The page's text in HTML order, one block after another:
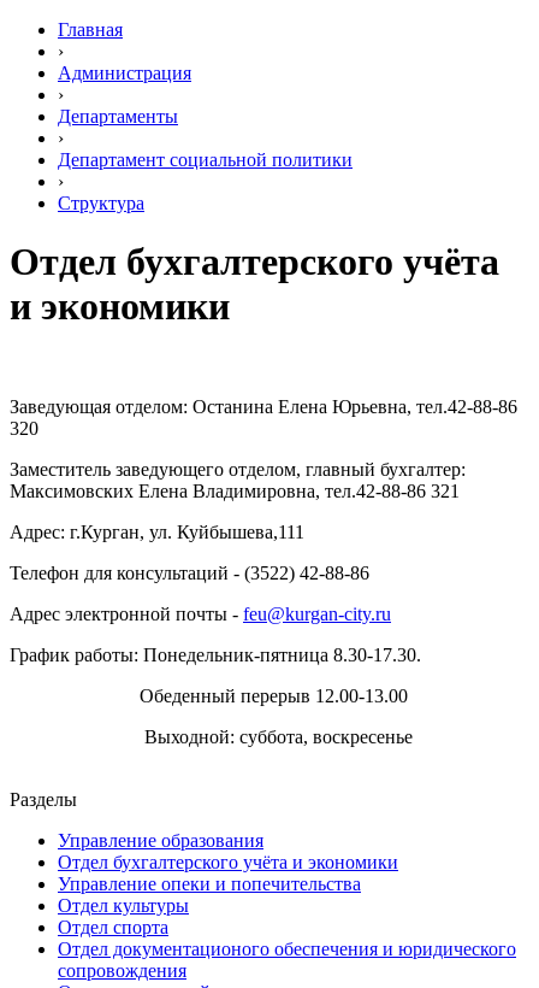
Главная
›
Администрация
›
Департаменты
›
Департамент социальной политики
›
Структура
Отдел бухгалтерского учёта
и экономики
Заведующая отделом: Останина Елена Юрьевна, тел.42-88-86
320
Заместитель заведующего отделом, главный бухгалтер:
Максимовских Елена Владимировна, тел.42-88-86 321
Адрес: г.Курган, ул. Куйбышева,111
Телефон для консультаций - (3522) 42-88-86
Адрес электронной почты - feu@kurgan-city.ru
График работы: Понедельник-пятница 8.30-17.30.
Обеденный перерыв 12.00-13.00
Выходной: суббота, воскресенье
Разделы
Управление образования
Отдел бухгалтерского учёта и экономики
Управление опеки и попечительства
Отдел культуры
Отдел спорта
Отдел документационого обеспечения и юридического
сопровождения